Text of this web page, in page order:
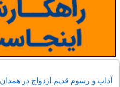
آداب و رسوم قدیم ازدواج در همدان